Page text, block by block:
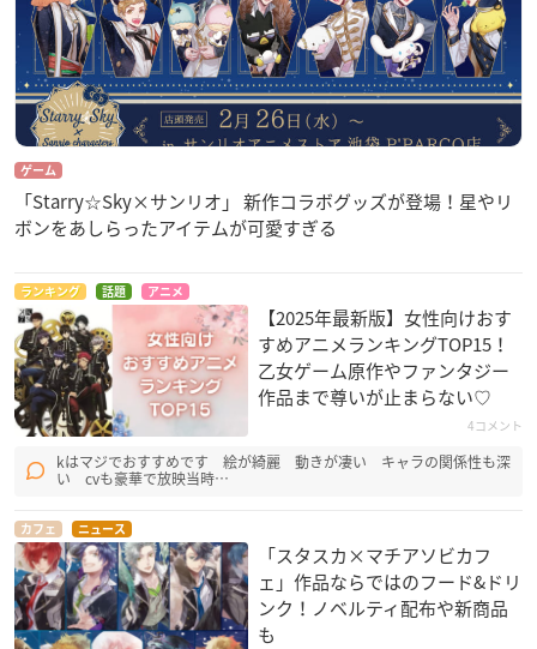
ゲーム
「Starry☆Sky×サンリオ」 新作コラボグッズが登場！星やリ
ボンをあしらったアイテムが可愛すぎる
ランキング 話題 アニメ
【2025年最新版】女性向けおす
すめアニメランキングTOP15！
乙女ゲーム原作やファンタジー
作品まで尊いが止まらない♡
4コメント
kはマジでおすすめです 絵が綺麗 動きが凄い キャラの関係性も深
い cvも豪華で放映当時…
カフェ ニュース
「スタスカ×マチアソビカフ
ェ」作品ならではのフード&ドリ
ンク！ノベルティ配布や新商品
も